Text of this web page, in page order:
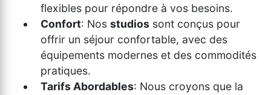
flexibles pour répondre à vos besoins.
Confort: Nos studios sont conçus pour
offrir un séjour confortable, avec des
équipements modernes et des commodités
pratiques.
Tarifs Abordables: Nous croyons que la